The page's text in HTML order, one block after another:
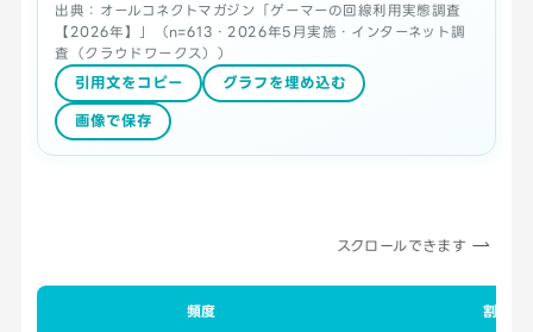
出典：オールコネクトマガジン「ゲーマーの回線利用実態調査
【2026年】」（n=613・2026年5月実施・インターネット調
査（クラウドワークス））
引用文をコピー グラフを埋め込む
画像で保存
スクロールできます
頻度 割合